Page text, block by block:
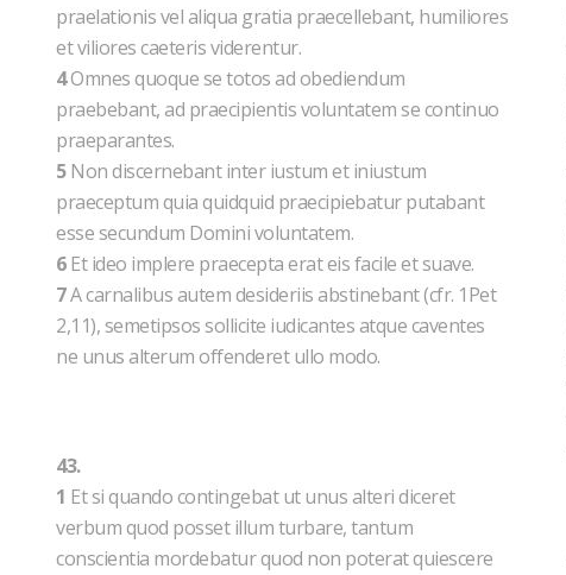
praelationis vel aliqua gratia praecellebant, humiliores
et viliores caeteris viderentur.
4Omnes quoque se totos ad obediendum
praebebant, ad praecipientis voluntatem se continuo
praeparantes.
5Non discernebant inter iustum et iniustum
praeceptum quia quidquid praecipiebatur putabant
esse secundum Domini voluntatem.
6Et ideo implere praecepta erat eis facile et suave.
7A carnalibus autem desideriis abstinebant (cfr. 1Pet
2,11), semetipsos sollicite iudicantes atque caventes
ne unus alterum offenderet ullo modo.
43.
1 Et si quando contingebat ut unus alteri diceret
verbum quod posset illum turbare, tantum
conscientia mordebatur quod non poterat quiescere